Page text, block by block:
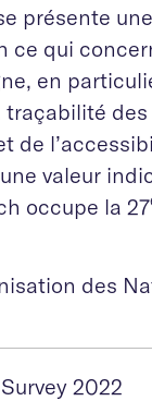
présente
ce qui
en
traçabilité
de
valeur
occupe la 27
des
2022